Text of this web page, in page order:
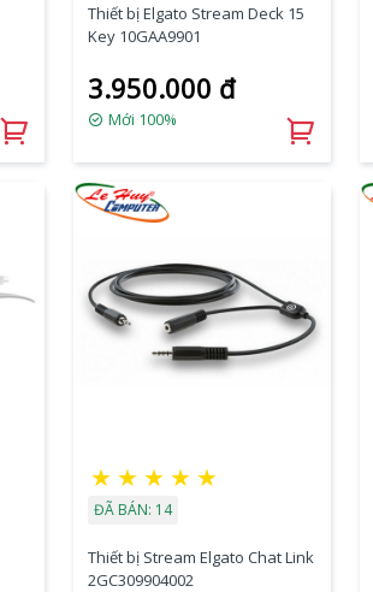
Thiết bị Elgato Stream Deck 15
Key 10GAA9901
3.950.000 đ
Mới 100%
★ ★ ★ ★ ★
ĐÃ BÁN: 14
Thiết bị Stream Elgato Chat Link
2GC309904002